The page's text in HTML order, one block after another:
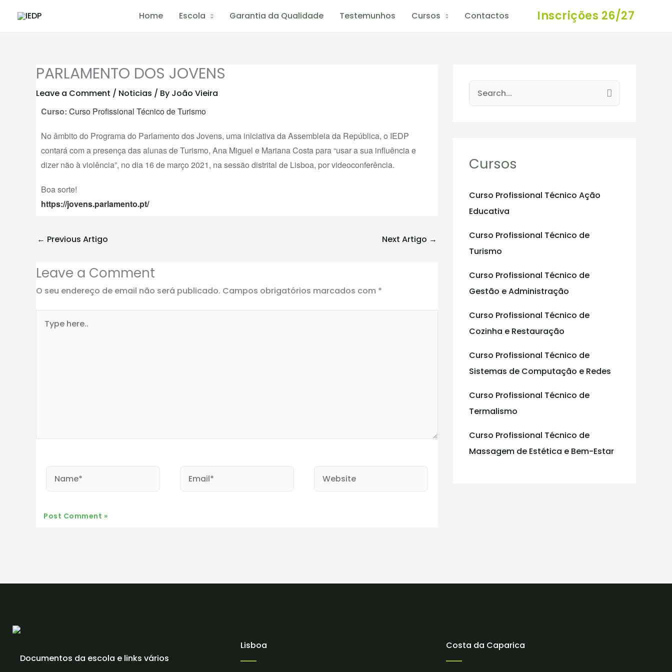
content
Home Escola Garantia da Qualidade Testemunhos Cursos Contactos Inscrições 26/27
PARLAMENTO DOS JOVENS
Leave a Comment / Noticias / By João Vieira
Curso: Curso Profissional Técnico de Turismo
No âmbito do Programa do Parlamento dos Jovens, uma iniciativa da Assembleia da República, o IEDP
contará com a presença das alunas de Turismo, Ana Miguel e Mariana Costa para “usar a sua influência e
dizer não à violência”, no dia 16 de março 2021, na sessão distrital de Lisboa, por videoconferência.
Boa sorte!
https://jovens.parlamento.pt/
← Previous Artigo Next Artigo →
Leave a Comment
O seu endereço de email não será publicado. Campos obrigatórios marcados com *
here..
Website
c
f
o
:
Cursos
Curso Profissional Técnico Ação
Educativa
Curso Profissional Técnico de
Turismo
Curso Profissional Técnico de
Gestão e Administração
Curso Profissional Técnico de
Cozinha e Restauração
Curso Profissional Técnico de
Sistemas de Computação e Redes
Curso Profissional Técnico de
Termalismo
Curso Profissional Técnico de
Massagem de Estética e Bem-Estar
Documentos da escola e links vários
Lisboa Costa da Caparica